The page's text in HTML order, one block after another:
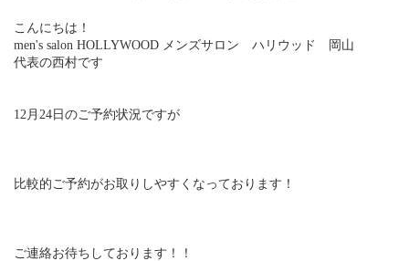
こんにちは！
men's salon HOLLYWOOD メンズサロン ハリウッド 岡山
代表の西村です
12月24日のご予約状況ですが
比較的ご予約がお取りしやすくなっております！
ご連絡お待ちしております！！